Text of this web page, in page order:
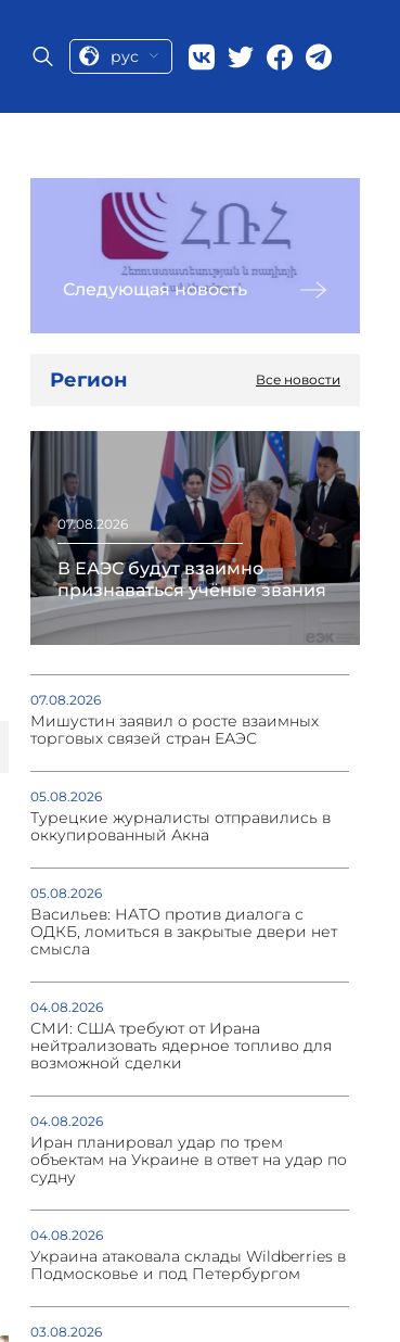
рус
Следующая новость
Регион Все новости
07.08.2026
В ЕАЭС будут взаимно
признаваться учёные звания
07.08.2026
Мишустин заявил о росте взаимных
торговых связей стран ЕАЭС
05.08.2026
Турецкие журналисты отправились в
оккупированный Акна
05.08.2026
Васильев: НАТО против диалога с
ОДКБ, ломиться в закрытые двери нет
смысла
04.08.2026
СМИ: США требуют от Ирана
нейтрализовать ядерное топливо для
возможной сделки
04.08.2026
Иран планировал удар по трем
объектам на Украине в ответ на удар по
судну
04.08.2026
Украина атаковала склады Wildberries в
Подмосковье и под Петербургом
03.08.2026